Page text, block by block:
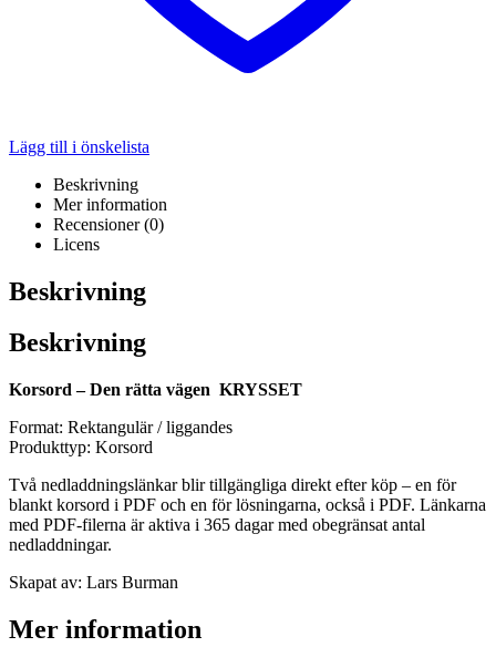
Lägg till i önskelista
Beskrivning
Mer information
Recensioner (0)
Licens
Beskrivning
Beskrivning
Korsord – Den rätta vägen KRYSSET
Format: Rektangulär / liggandes
Produkttyp: Korsord
Två nedladdningslänkar blir tillgängliga direkt efter köp – en för
blankt korsord i PDF och en för lösningarna, också i PDF. Länkarna
med PDF-filerna är aktiva i 365 dagar med obegränsat antal
nedladdningar.
Skapat av: Lars Burman
Mer information